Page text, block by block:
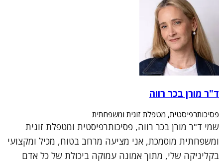
ד"ר מורן בכר רווה
פסיכותרפיסטית, מטפלת זוגית ומשפחתית
שמי ד"ר מורן בכר רווה, פסיכותרפיסטית ומטפלת זוגית
ומשפחתית מוסמכת, אני מציעה מרחב בטוח, מכיל ומקצועי
בקליניקה שלי, מתוך אמונה עמוקה ביכולת של כל אדם